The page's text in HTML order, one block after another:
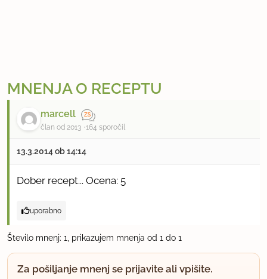
MNENJA O RECEPTU
marcell
član od 2013 164 sporočil
13.3.2014 ob 14:14
Dober recept... Ocena: 5
uporabno
Število mnenj: 1, prikazujem mnenja od 1 do 1
Za pošiljanje mnenj se prijavite ali vpišite.